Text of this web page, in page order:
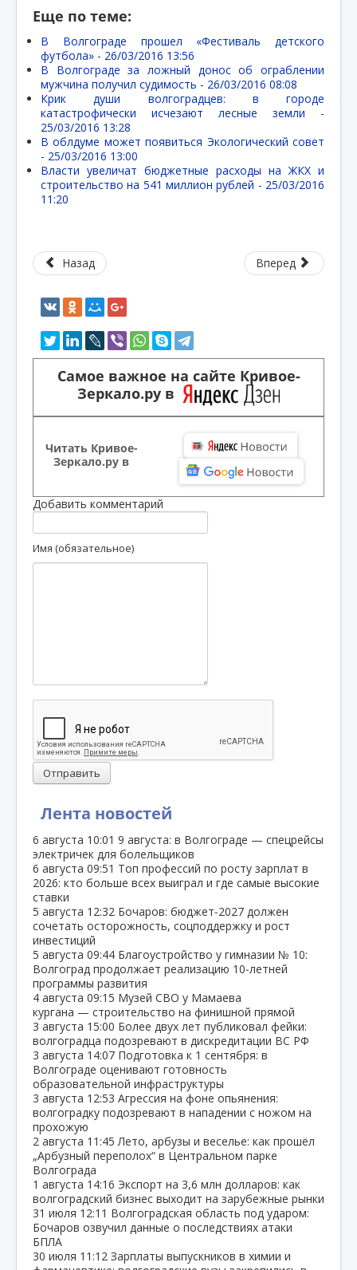
Лента новостей
6 августа 10:01 9 августа: в Волгограде — спецрейсы
электричек для болельщиков
6 августа 09:51 Топ профессий по росту зарплат в
2026: кто больше всех выиграл и где самые высокие
ставки
5 августа 12:32 Бочаров: бюджет‑2027 должен
сочетать осторожность, соцподдержку и рост
инвестиций
5 августа 09:44 Благоустройство у гимназии № 10:
Волгоград продолжает реализацию 10‑летней
программы развития
4 августа 09:15 Музей СВО у Мамаева
кургана — строительство на финишной прямой
3 августа 15:00 Более двух лет публиковал фейки:
волгоградца подозревают в дискредитации ВС РФ
3 августа 14:07 Подготовка к 1 сентября: в
Волгограде оценивают готовность
образовательной инфраструктуры
3 августа 12:53 Агрессия на фоне опьянения:
волгоградку подозревают в нападении с ножом на
прохожую
2 августа 11:45 Лето, арбузы и веселье: как прошёл
„Арбузный переполох“ в Центральном парке
Волгограда
1 августа 14:16 Экспорт на 3,6 млн долларов: как
волгоградский бизнес выходит на зарубежные рынки
31 июля 12:11 Волгоградская область под ударом:
Бочаров озвучил данные о последствиях атаки
БПЛА
30 июля 11:12 Зарплаты выпускников в химии и
Еще по теме:
В Волгограде прошел «Фестиваль детского
футбола» - 26/03/2016 13:56
В Волгограде за ложный донос об ограблении
мужчина получил судимость - 26/03/2016 08:08
Крик души волгоградцев: в городе
катастрофически исчезают лесные земли -
25/03/2016 13:28
В облдуме может появиться Экологический совет
- 25/03/2016 13:00
Власти увеличат бюджетные расходы на ЖКХ и
строительство на 541 миллион рублей - 25/03/2016
11:20
Назад Вперед
Самое важное на сайте Кривое-
Зеркало.ру в
Читать Кривое-
Зеркало.ру в
Добавить комментарий
Имя (обязательное)
Отправить